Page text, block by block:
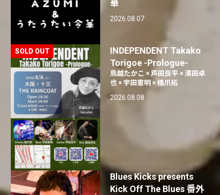
華
2026.08.07
INDEPENDENT Takako
Torigoe -Prologue-
鳥越たかこ × 芦田良平 × 濱田卓
也 × 宇田憲明 × 橋爪拓
2026.08.08
Blues Kicks presents
Kick Off The Blues 番外